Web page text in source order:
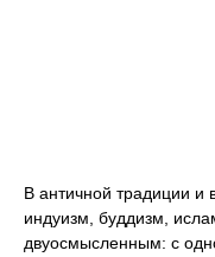
В античной традиции и
индуизм, буддизм,
двуосмысленным: с